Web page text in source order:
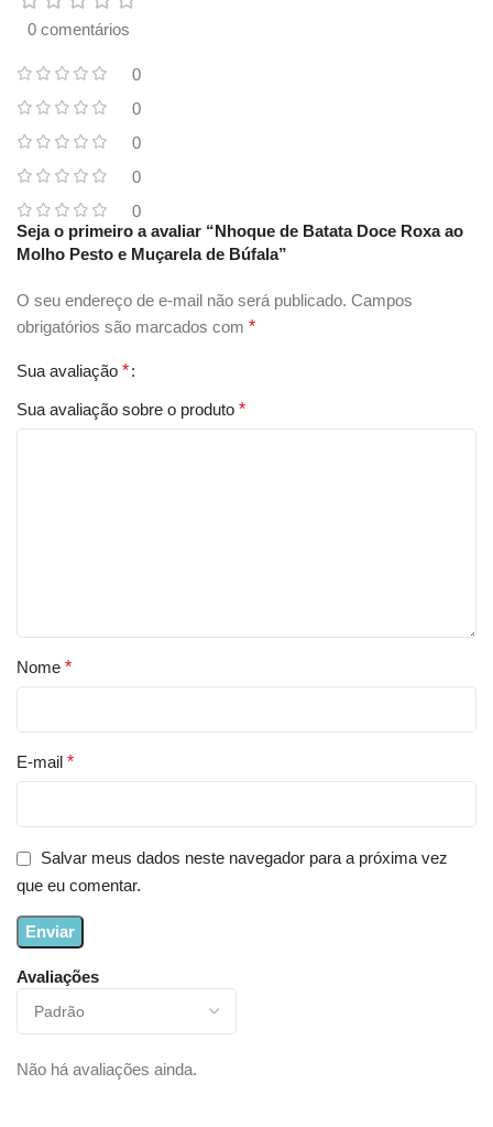
0 comentários
0
0
0
0
0
Avaliações
Não há avaliações ainda.
Seja o primeiro a avaliar “Nhoque de Batata Doce Roxa ao
Molho Pesto e Muçarela de Búfala”
O seu endereço de e-mail não será publicado. Campos
obrigatórios são marcados com *
Sua avaliação *
Sua avaliação sobre o produto *
Nome *
E-mail *
Salvar meus dados neste navegador para a próxima vez
que eu comentar.